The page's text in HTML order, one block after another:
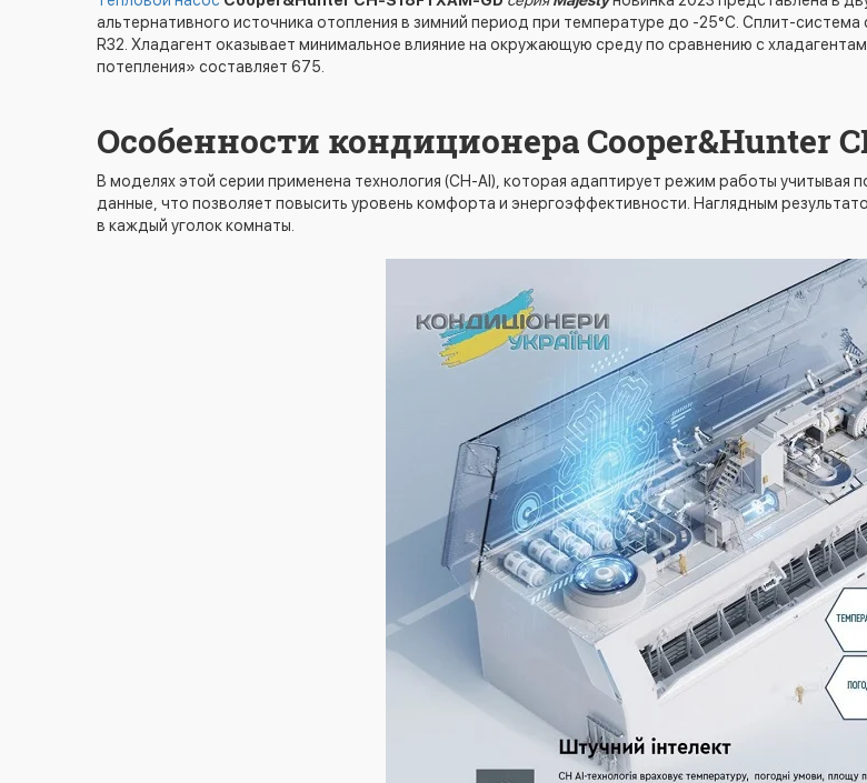
альтернативного источника отопления в зимний период при температуре до -25°C. Сплит-
R32. Хладагент оказывает минимальное влияние на окружающую среду по сравнению с
потепления» составляет 675.
Особенности кондиционера Cooper&Hunter
В моделях этой серии применена технология (CH-AI), которая адаптирует режим работы учитывая
данные, что позволяет повысить уровень комфорта и энергоэффективности. Наглядным
в каждый уголок комнаты.